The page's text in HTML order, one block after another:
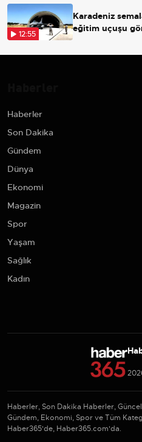
12:55
Karadeniz
eğitim uçuşu
Haberler
Son Dakika
Gündem
Dünya
Ekonomi
Magazin
Spor
Yaşam
Sağlık
Kadın
Haberler, Son Dakika Haberler,
Gündem, Ekonomi, Spor ve Tüm
Haber365'de, Haber365.com'da.